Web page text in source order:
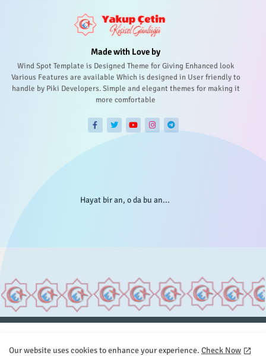
Made with Love by
Wind Spot Template is Designed Theme for Giving Enhanced look
Various Features are available Which is designed in User friendly to
handle by Piki Developers. Simple and elegant themes for making it
more comfortable
Hayat bir an, o da bu an...
Our website uses cookies to enhance your experience. Check Now